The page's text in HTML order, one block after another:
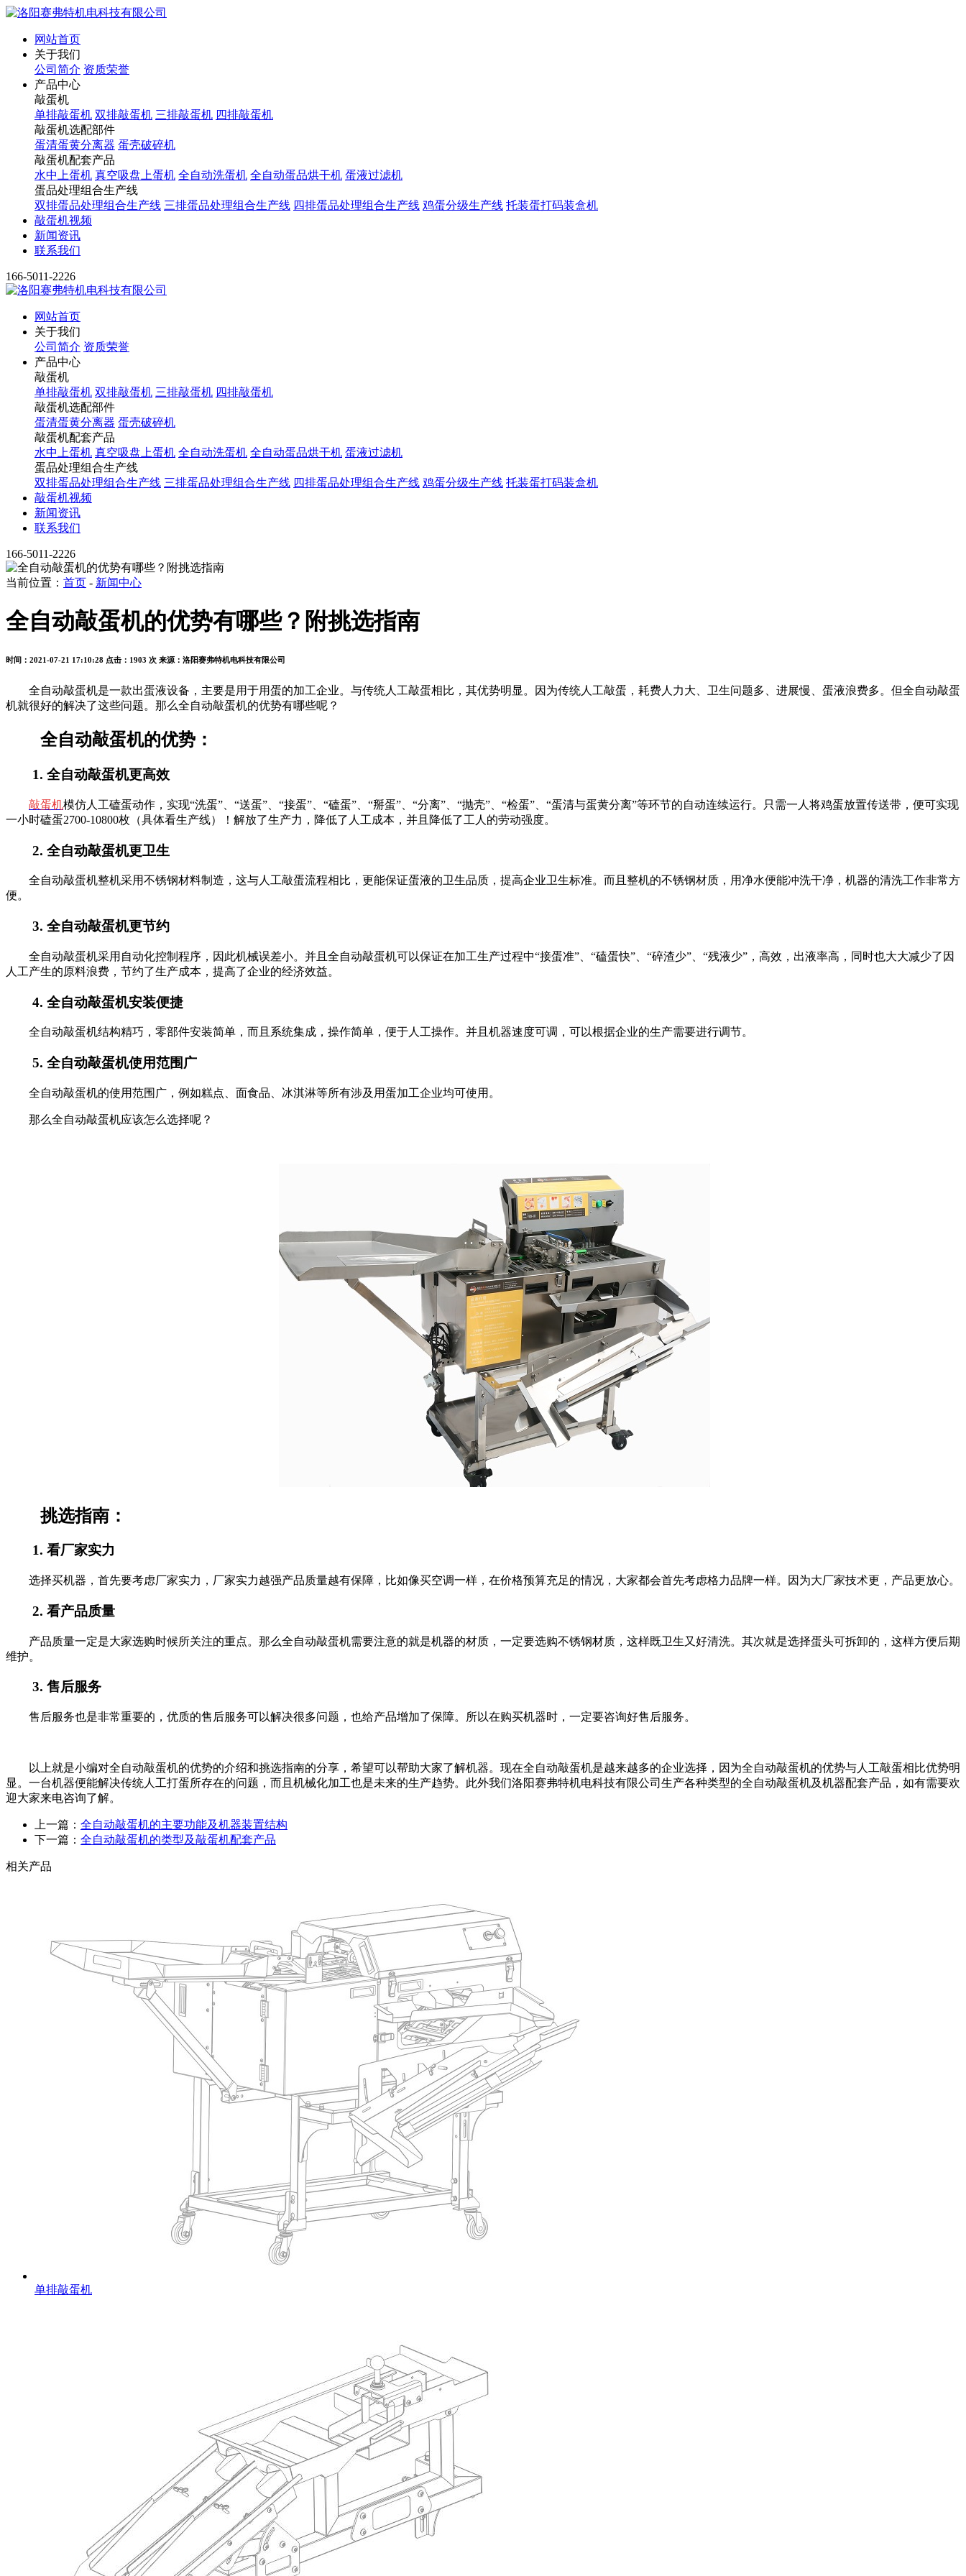
网站首页
关于我们
公司简介 资质荣誉
产品中心
敲蛋机
单排敲蛋机 双排敲蛋机 三排敲蛋机 四排敲蛋机
敲蛋机选配部件
蛋清蛋黄分离器 蛋壳破碎机
敲蛋机配套产品
水中上蛋机 真空吸盘上蛋机 全自动洗蛋机 全自动蛋品烘干机 蛋液过滤机
蛋品处理组合生产线
双排蛋品处理组合生产线 三排蛋品处理组合生产线 四排蛋品处理组合生产线 鸡蛋分级生产线 托装蛋打码装盒机
敲蛋机视频
新闻资讯
联系我们
166-5011-2226
网站首页
关于我们
公司简介 资质荣誉
产品中心
敲蛋机
单排敲蛋机 双排敲蛋机 三排敲蛋机 四排敲蛋机
敲蛋机选配部件
蛋清蛋黄分离器 蛋壳破碎机
敲蛋机配套产品
水中上蛋机 真空吸盘上蛋机 全自动洗蛋机 全自动蛋品烘干机 蛋液过滤机
蛋品处理组合生产线
双排蛋品处理组合生产线 三排蛋品处理组合生产线 四排蛋品处理组合生产线 鸡蛋分级生产线 托装蛋打码装盒机
敲蛋机视频
新闻资讯
联系我们
166-5011-2226
当前位置： 首页 - 新闻中心
全自动敲蛋机的优势有哪些？附挑选指南
时间：2021-07-21 17:10:28 点击：1903 次 来源：洛阳赛弗特机电科技有限公司
全自动敲蛋机是一款出蛋液设备，主要是用于用蛋的加工企业。与传统人工敲蛋相比，其优势明显。因为传统人工敲蛋，耗费人力大、卫生问题多、进展慢、蛋液浪费多。但全自动敲蛋
机就很好的解决了这些问题。那么全自动敲蛋机的优势有哪些呢？
全自动敲蛋机的优势：
1. 全自动敲蛋机更高效
敲蛋机模仿人工磕蛋动作，实现“洗蛋”、“送蛋”、“接蛋”、“磕蛋”、“掰蛋”、“分离”、“抛壳”、“检蛋”、“蛋清与蛋黄分离”等环节的自动连续运行。只需一人将鸡蛋放置传送带，便可实现
一小时磕蛋2700-10800枚（具体看生产线）！解放了生产力，降低了人工成本，并且降低了工人的劳动强度。
2. 全自动敲蛋机更卫生
全自动敲蛋机整机采用不锈钢材料制造，这与人工敲蛋流程相比，更能保证蛋液的卫生品质，提高企业卫生标准。而且整机的不锈钢材质，用净水便能冲洗干净，机器的清洗工作非常方
便。
3. 全自动敲蛋机更节约
全自动敲蛋机采用自动化控制程序，因此机械误差小。并且全自动敲蛋机可以保证在加工生产过程中“接蛋准”、“磕蛋快”、“碎渣少”、“残液少”，高效，出液率高，同时也大大减少了因
人工产生的原料浪费，节约了生产成本，提高了企业的经济效益。
4. 全自动敲蛋机安装便捷
全自动敲蛋机结构精巧，零部件安装简单，而且系统集成，操作简单，便于人工操作。并且机器速度可调，可以根据企业的生产需要进行调节。
5. 全自动敲蛋机使用范围广
全自动敲蛋机的使用范围广，例如糕点、面食品、冰淇淋等所有涉及用蛋加工企业均可使用。
那么全自动敲蛋机应该怎么选择呢？
挑选指南：
1. 看厂家实力
选择买机器，首先要考虑厂家实力，厂家实力越强产品质量越有保障，比如像买空调一样，在价格预算充足的情况，大家都会首先考虑格力品牌一样。因为大厂家技术更，产品更放心。
2. 看产品质量
产品质量一定是大家选购时候所关注的重点。那么全自动敲蛋机需要注意的就是机器的材质，一定要选购不锈钢材质，这样既卫生又好清洗。其次就是选择蛋头可拆卸的，这样方便后期
维护。
3. 售后服务
售后服务也是非常重要的，优质的售后服务可以解决很多问题，也给产品增加了保障。所以在购买机器时，一定要咨询好售后服务。
以上就是小编对全自动敲蛋机的优势的介绍和挑选指南的分享，希望可以帮助大家了解机器。 现在全自动敲蛋机是越来越多的企业选择，因为全自动敲蛋机的优势与人工敲蛋相比优势明
显。一台机器便能解决传统人工打蛋所存在的问题，而且机械化加工也是未来的生产趋势。 此外我们洛阳赛弗特机电科技有限公司生产各种类型的全自动敲蛋机及机器配套产品，如有需要欢
迎大家来电咨询了解。
上一篇： 全自动敲蛋机的主要功能及机器装置结构
下一篇： 全自动敲蛋机的类型及敲蛋机配套产品
相关产品
单排敲蛋机